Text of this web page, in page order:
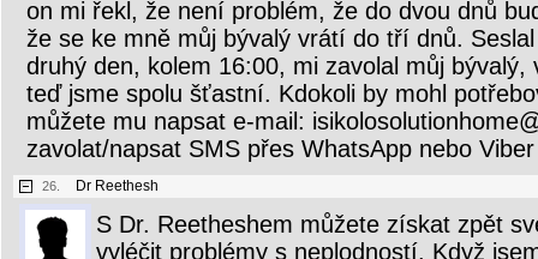
on mi řekl, že není problém, že do dvou dnů
že se ke mně můj bývalý vrátí do tří dnů.
druhý den, kolem 16:00, mi zavolal můj bývalý,
teď jsme spolu šťastní. Kdokoli by mohl
můžete mu napsat e-mail:
zavolat/napsat SMS přes WhatsApp nebo
26. Dr Reethesh
S Dr. Reetheshem můžete získat zpět
vyléčit problémy s neplodností. Když